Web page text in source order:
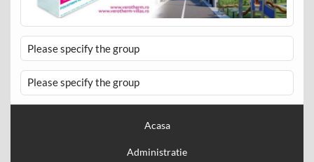
Please specify the group
Please specify the group
Acasa
Administratie